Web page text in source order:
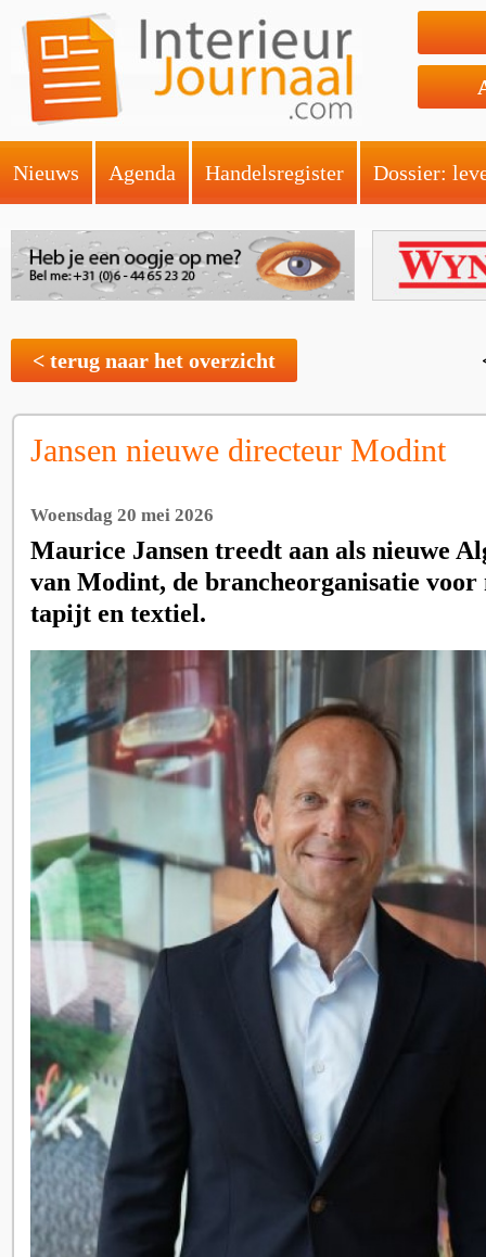
Nieuws Agenda Handelsregister Dossier:
< terug naar het overzicht
Jansen nieuwe directeur Modint
Woensdag 20 mei 2026
Maurice Jansen treedt aan als nieuwe
van Modint, de brancheorganisatie
tapijt en textiel.